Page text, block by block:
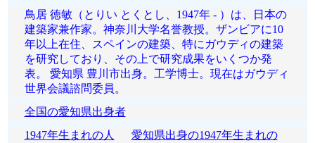
鳥居 徳敏（とりい とくとし、1947年 - ）は、日本の
建築家兼作家。神奈川大学名誉教授。ザンビアに10
年以上在住、スペインの建築、特にガウディの建築
を研究しており、その上で研究成果をいくつか発
表。 愛知県 豊川市出身。工学博士。現在はガウディ
世界会議諮問委員。
全国の愛知県出身者
1947年生まれの人
愛知県出身の1947年生まれの